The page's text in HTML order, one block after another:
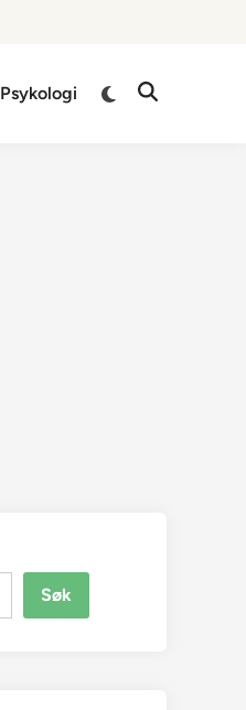
Psykologi
Switch
Open
Søk